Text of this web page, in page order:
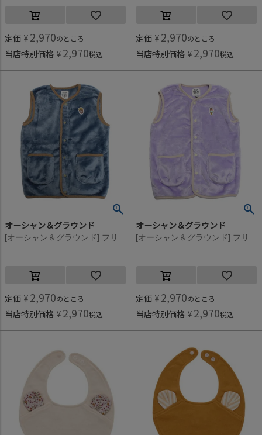
定価 ¥ 2,970のところ
当店特別価格 ¥ 2,970税込
定価 ¥ 2,970のところ
当店特別価格 ¥ 2,970税込
オーシャン＆グラウンド
定価 ¥ 2,970のところ
当店特別価格 ¥ 2,970税込
オーシャン＆グラウンド
定価 ¥ 2,970のところ
当店特別価格 ¥ 2,970税込